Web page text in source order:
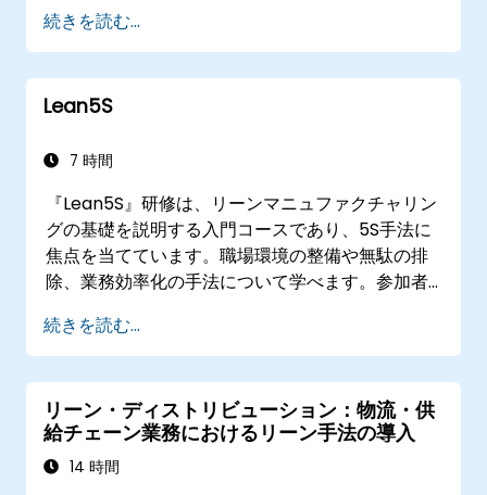
自社内でのリーン・シックスシグマ導入計画
を策定できるようになる。
続きを読む...
Lean5S
7 時間
『Lean5S』研修は、リーンマニュファクチャリン
グの基礎を説明する入門コースであり、5S手法に
焦点を当てています。職場環境の整備や無駄の排
除、業務効率化の手法について学べます。参加者
という各段階の実践法を習得すると同時に、職場
安全の観点も理解できるようになります。
続きを読む...
リーン・ディストリビューション：物流・供
給チェーン業務におけるリーン手法の導入
14 時間